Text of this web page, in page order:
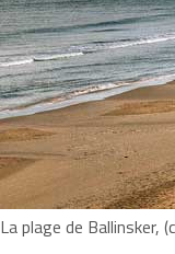
La plage de Ballinsker,